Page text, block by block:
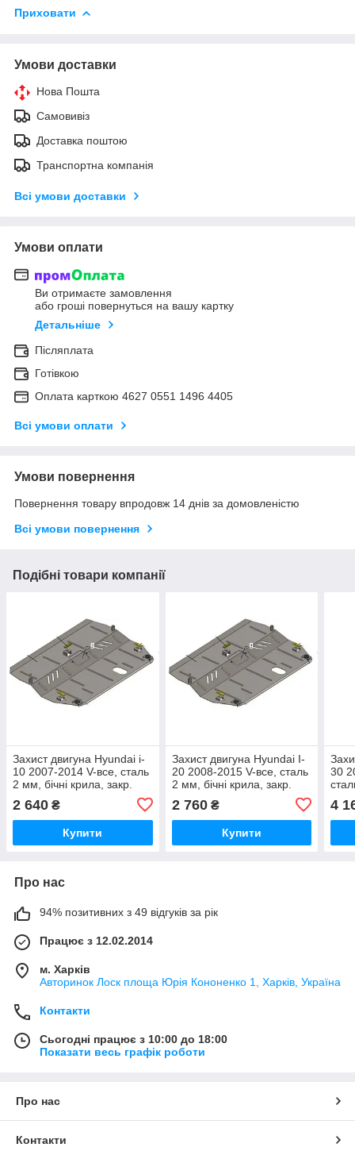
Приховати
Умови доставки
Нова Пошта
Самовивіз
Доставка поштою
Транспортна компанія
Всі умови доставки
Умови оплати
Ви отримаєте замовлення
або гроші повернуться на вашу картку
Детальніше
Післяплата
Готівкою
Оплата карткою 4627 0551 1496 4405
Всі умови оплати
Умови повернення
Повернення товару впродовж 14 днів за домовленістю
Всі умови повернення
Подібні товари компанії
Захист двигуна Hyundai i-
10 2007-2014 V-все, сталь
2 мм, бічні крила, закр.
2 640 ₴
Купити
Захист двигуна Hyundai I-
20 2008-2015 V-все, сталь
2 мм, бічні крила, закр.
2 760₴
Купити
30
4
Про нас
94% позитивних з 49 відгуків за рік
Працює з 12.02.2014
м. Харків
Авторинок Лоск площа Юрія Кононенко 1, Харків, Україна
Контакти
Сьогодні працює з 10:00 до 18:00
Показати весь графік роботи
Про нас
Контакти